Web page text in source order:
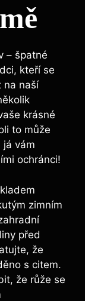
– špatné
kteří se
na naší
krásné
to může
já vám
ochránci!
zimním
před
že
s citem.
že růže se